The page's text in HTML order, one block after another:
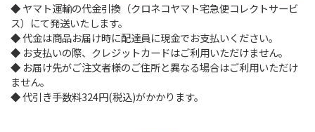
◆ ヤマト運輸の代金引換（クロネコヤマト宅急便コレクトサービ
ス）にて発送いたします。
◆ 代金は商品お届け時に配達員に現金でお支払いください。
◆ お支払いの際、クレジットカードはご利用いただけません。
◆ お届け先がご注文者様のご住所と異なる場合はご利用いただけ
ません。
◆ 代引き手数料324円(税込)がかかります。